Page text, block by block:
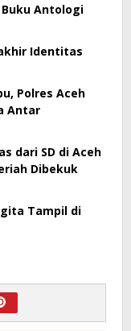
Buku Antologi
Identitas
Polres Aceh
Antar
dari SD di Aceh
Dibekuk
Tampil di